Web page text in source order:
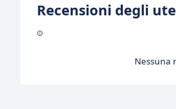
Recensioni degli
Nessuna